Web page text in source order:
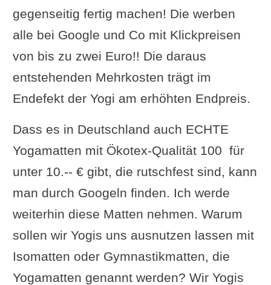
gegenseitig fertig machen! Die werben
alle bei Google und Co mit Klickpreisen
von bis zu zwei Euro!! Die daraus
entstehenden Mehrkosten trägt im
Endefekt der Yogi am erhöhten Endpreis.
Dass es in Deutschland auch ECHTE
Yogamatten mit Ökotex-Qualität 100 für
unter 10.-- € gibt, die rutschfest sind, kann
man durch Googeln finden. Ich werde
weiterhin diese Matten nehmen. Warum
sollen wir Yogis uns ausnutzen lassen mit
Isomatten oder Gymnastikmatten, die
Yogamatten genannt werden? Wir Yogis